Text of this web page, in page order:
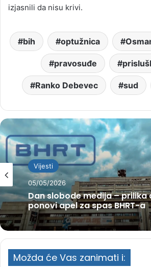
izjasnili da nisu krivi.
bih optužnica
pravosuđe
Ranko Debevec sud
Vijesti
05/05/2026
Dan slobode medija – prilika
ponovi apel za spas BHRT-a
Možda će Vas zanimati i: